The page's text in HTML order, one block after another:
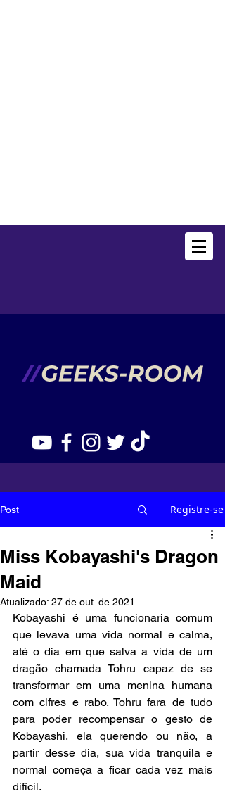
Post Registre-se
Miss Kobayashi's Dragon
Maid
Atualizado: 27 de out. de 2021
Kobayashi é uma funcionaria comum
que levava uma vida normal e calma,
até o dia em que salva a vida de um
dragão chamada Tohru capaz de se
transformar em uma menina humana
com cifres e rabo. Tohru fara de tudo
para poder recompensar o gesto de
Kobayashi, ela querendo ou não, a
partir desse dia, sua vida tranquila e
normal começa a ficar cada vez mais
difícil.